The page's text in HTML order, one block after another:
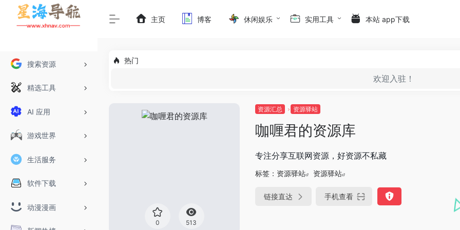
搜索资源
精选工具
AI 应用
游戏世界
生活服务
软件下载
动漫漫画
主页 博客 休闲娱乐 实用工具 本站 app下载
热门
欢迎入驻！
0 513
资源汇总 资源驿站
咖喱君的资源库
专注分享互联网资源，好资源不私藏
标签： 资源驿站 资源驿站
链接直达 手机查看